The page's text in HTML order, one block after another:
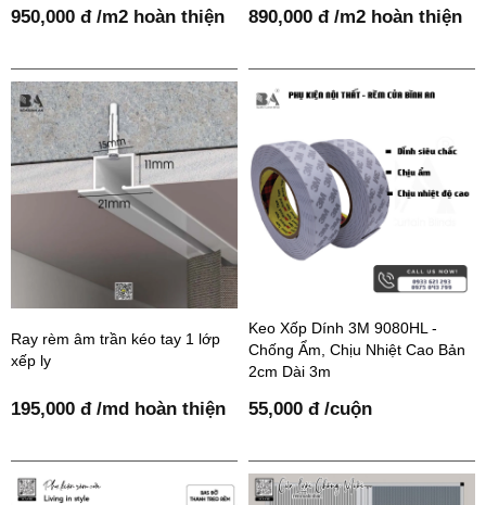
950,000 đ /m2 hoàn thiện 890,000 đ /m2 hoàn thiện
Ray rèm âm trần kéo tay 1 lớp
xếp ly
195,000 đ /md hoàn thiện
Keo Xốp Dính 3M 9080HL -
Chống Ẩm, Chịu Nhiệt Cao Bản
2cm Dài 3m
55,000 đ /cuộn